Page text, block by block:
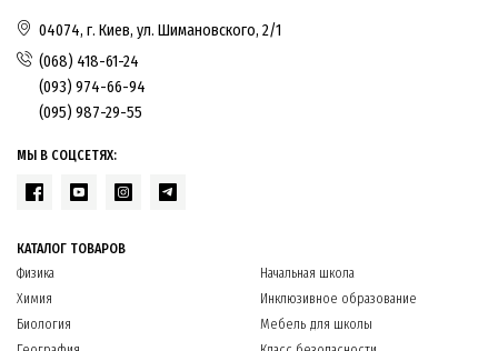
04074, г. Киев, ул. Шимановского, 2/1
(068) 418-61-24
(093) 974-66-94
(095) 987-29-55
МЫ В СОЦСЕТЯХ:
КАТАЛОГ ТОВАРОВ
Физика
Химия
Биология
Начальная школа
Инклюзивное образование
Мебель для школы